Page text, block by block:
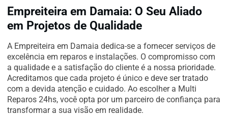
Empreiteira em Damaia: O Seu Aliado
em Projetos de Qualidade
A Empreiteira em Damaia dedica-se a fornecer serviços de
excelência em reparos e instalações. O compromisso com
a qualidade e a satisfação do cliente é a nossa prioridade.
Acreditamos que cada projeto é único e deve ser tratado
com a devida atenção e cuidado. Ao escolher a Multi
Reparos 24hs, você opta por um parceiro de confiança para
transformar a sua visão em realidade.